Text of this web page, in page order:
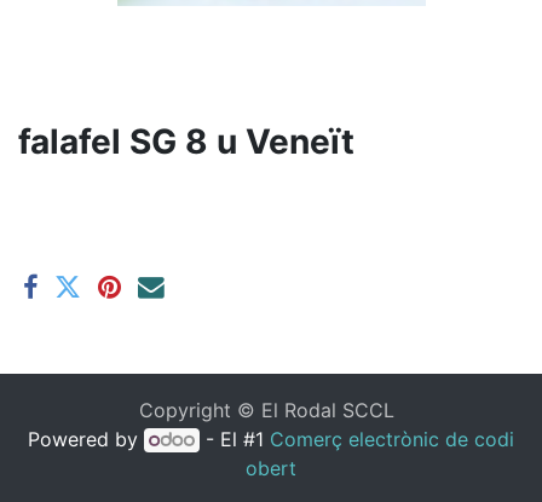
falafel SG 8 u Veneït
Copyright © El Rodal SCCL
Powered by
- El #1 Comerç electrònic de codi
obert